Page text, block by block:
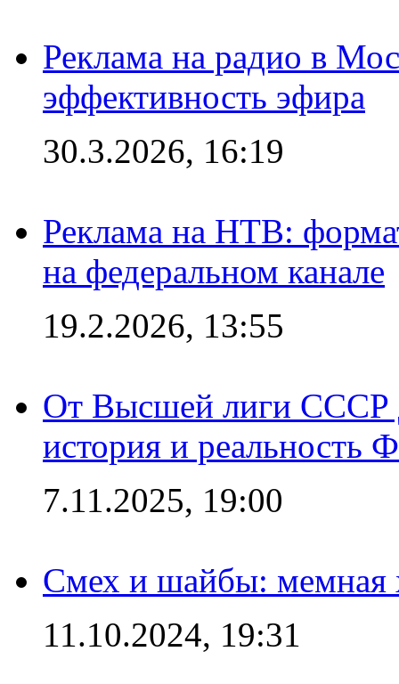
Реклама на радио в
эффективность эфира
30.3.2026, 16:19
Реклама на НТВ:
на федеральном канале
19.2.2026, 13:55
От Высшей лиги СССР
история и реальность
7.11.2025, 19:00
Смех и шайбы: мемная
11.10.2024, 19:31